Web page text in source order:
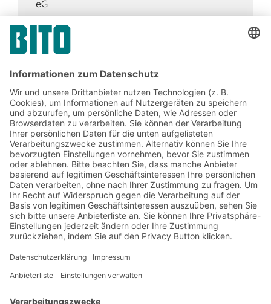
eG
Jetzt beim BITO Newsletter
anmelden:
Lager- & Logistiknews
Exklusive Rabatte
Neuheiten
Newsletter abonnieren
Lösungen